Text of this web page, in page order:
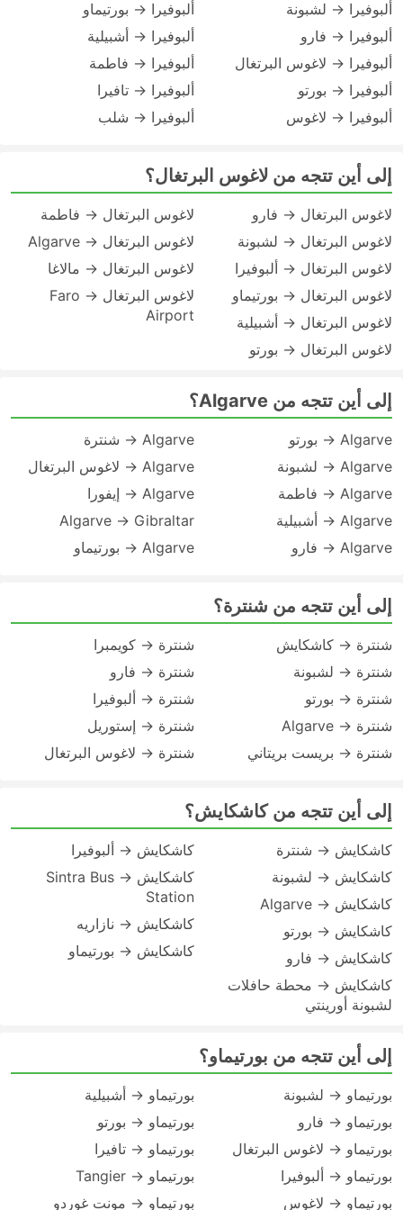
ألبوفيرا → لشبونة
ألبوفيرا → فارو
ألبوفيرا → لاغوس البرتغال
ألبوفيرا → بورتو
ألبوفيرا → لاغوس
ألبوفيرا → بورتيماو
ألبوفيرا → أشبيلية
ألبوفيرا → فاطمة
ألبوفيرا → تافيرا
ألبوفيرا → شلب
إلى أين تتجه من لاغوس البرتغال؟
لاغوس البرتغال → فارو
لاغوس البرتغال → لشبونة
لاغوس البرتغال → ألبوفيرا
لاغوس البرتغال → بورتيماو
لاغوس البرتغال → أشبيلية
لاغوس البرتغال → بورتو
لاغوس البرتغال → فاطمة
لاغوس البرتغال → Algarve
لاغوس البرتغال → مالاغا
لاغوس البرتغال → Faro
Airport
إلى أين تتجه من Algarve؟
Algarve → بورتو
Algarve → لشبونة
Algarve → فاطمة
Algarve → أشبيلية
Algarve → فارو
Algarve → شنترة
Algarve → لاغوس البرتغال
Algarve → إيفورا
Algarve → Gibraltar
Algarve → بورتيماو
إلى أين تتجه من شنترة؟
شنترة → كاشكايش
شنترة → لشبونة
شنترة → بورتو
شنترة → Algarve
شنترة → بريست بريتاني
شنترة → كويمبرا
شنترة → فارو
شنترة → ألبوفيرا
شنترة → إستوريل
شنترة → لاغوس البرتغال
إلى أين تتجه من كاشكايش؟
كاشكايش → شنترة
كاشكايش → لشبونة
كاشكايش → Algarve
كاشكايش → بورتو
كاشكايش → فارو
كاشكايش → محطة حافلات
لشبونة أورينتي
كاشكايش → ألبوفيرا
كاشكايش → Sintra Bus
Station
كاشكايش → نازاريه
كاشكايش → بورتيماو
إلى أين تتجه من بورتيماو؟
بورتيماو → لشبونة
بورتيماو → فارو
بورتيماو → لاغوس البرتغال
بورتيماو → ألبوفيرا
بورتيماو → لاغوس
بورتيماو → أشبيلية
بورتيماو → بورتو
بورتيماو → تافيرا
بورتيماو → Tangier
بورتيماو → مونت غوردو